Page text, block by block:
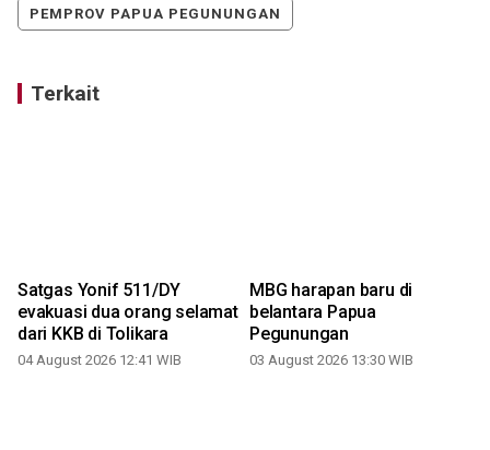
PEMPROV PAPUA PEGUNUNGAN
Terkait
Satgas Yonif 511/DY
evakuasi dua orang selamat
dari KKB di Tolikara
04 August 2026 12:41 WIB
MBG harapan baru di
belantara Papua
Pegunungan
03 August 2026 13:30 WIB